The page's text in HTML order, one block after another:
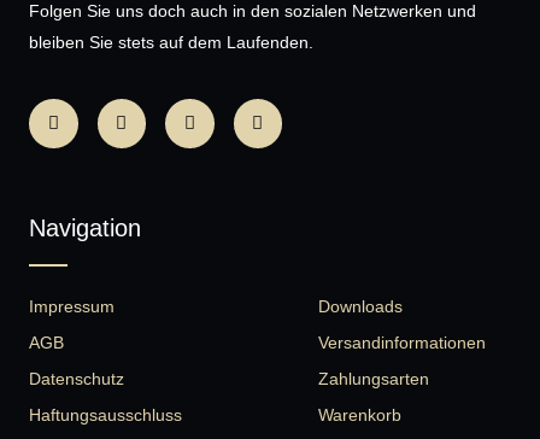
Folgen Sie uns doch auch in den sozialen Netzwerken und
bleiben Sie stets auf dem Laufenden.
Navigation
Impressum
AGB
Datenschutz
Haftungsausschluss
Downloads
Versandinformationen
Zahlungsarten
Warenkorb